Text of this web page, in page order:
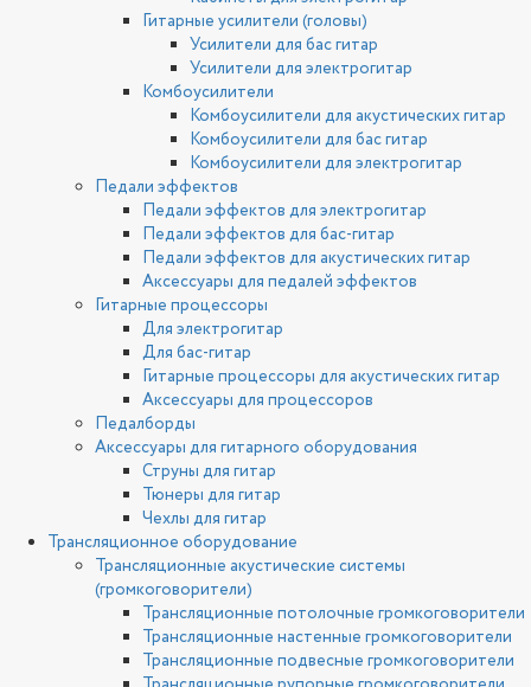
Гитарные усилители (головы)
Усилители для бас гитар
Усилители для электрогитар
Комбоусилители
Комбоусилители для акустических гитар
Комбоусилители для бас гитар
Комбоусилители для электрогитар
Педали эффектов
Педали эффектов для электрогитар
Педали эффектов для бас-гитар
Педали эффектов для акустических гитар
Аксессуары для педалей эффектов
Гитарные процессоры
Для электрогитар
Для бас-гитар
Гитарные процессоры для акустических гитар
Аксессуары для процессоров
Педалборды
Аксессуары для гитарного оборудования
Струны для гитар
Тюнеры для гитар
Чехлы для гитар
Трансляционное оборудование
Трансляционные акустические системы
(громкоговорители)
Трансляционные потолочные громкоговорители
Трансляционные настенные громкоговорители
Трансляционные подвесные громкоговорители